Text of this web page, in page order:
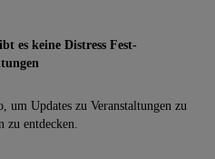
es keine Distress Fest-
um Updates zu Veranstaltungen zu
zu entdecken.